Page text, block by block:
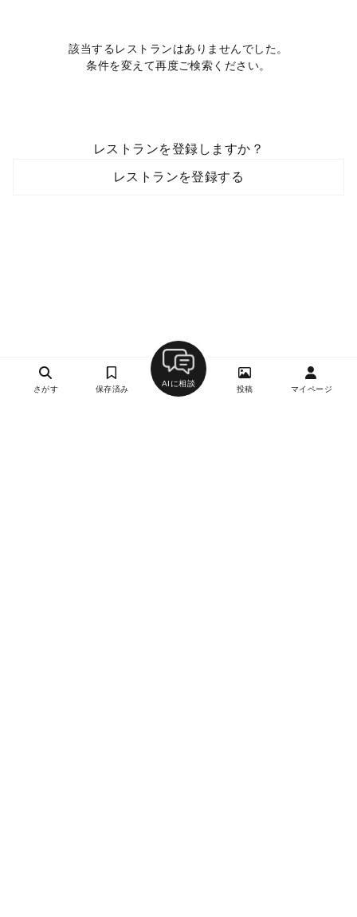
該当するレストランはありませんでした。
条件を変えて再度ご検索ください。
レストランを登録しますか？
レストランを登録する
さがす 保存済み
AIに相談
投稿 マイページ